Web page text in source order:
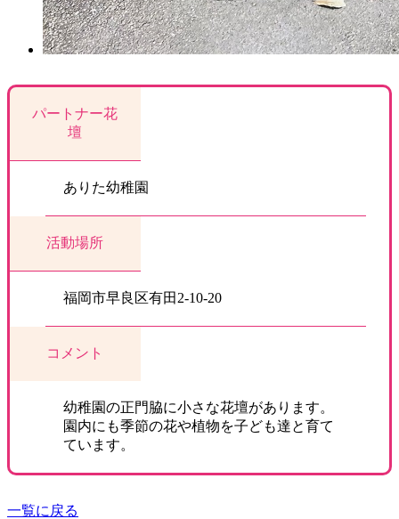
パートナー花
壇
ありた幼稚園
活動場所
福岡市早良区有田2-10-20
コメント
幼稚園の正門脇に小さな花壇があります。
園内にも季節の花や植物を子ども達と育て
ています。
一覧に戻る